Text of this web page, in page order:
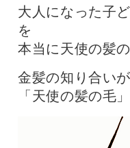
大人になった子
を
本当に天使の髪
金髪の知り合い
「天使の髪の毛